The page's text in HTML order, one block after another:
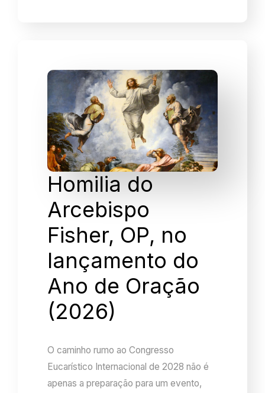
Homilia do
Arcebispo
Fisher, OP, no
lançamento do
Ano de Oração
(2026)
O caminho rumo ao Congresso
Eucarístico Internacional de 2028 não é
apenas a preparação para um evento,